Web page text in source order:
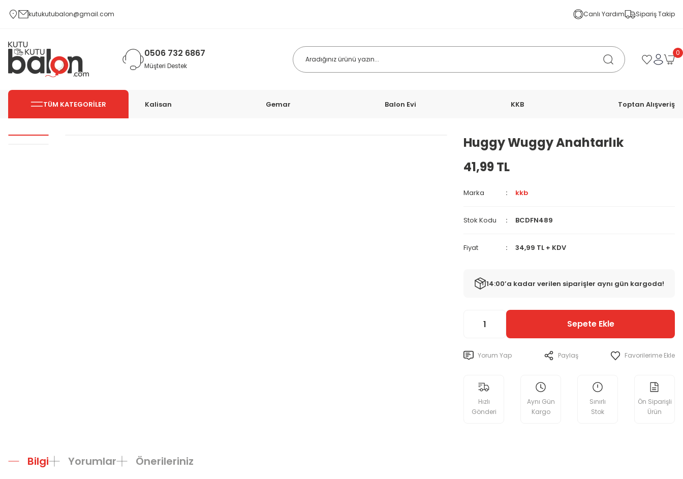
kutukutubalon@gmail.com Canlı Yardım Sipariş Takip
0506 732 6867
Müşteri Destek
0
TÜM KATEGORİLER Kalisan Gemar Balon Evi KKB Toptan Alışveriş
Huggy Wuggy Anahtarlık
41,99 TL
Marka kkb
Stok Kodu BCDFN489
Fiyat 34,99 TL + KDV
14:00’a kadar verilen siparişler aynı gün kargoda!
Sepete Ekle
Yorum Yap Paylaş
Hızlı
Gönderi
Aynı Gün
Kargo
Sınırlı
Stok
Ön Siparişli
Ürün
Bilgi Yorumlar Önerileriniz